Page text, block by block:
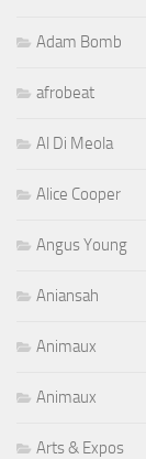
Adam Bomb
afrobeat
Al Di Meola
Alice Cooper
Angus Young
Aniansah
Animaux
Animaux
Arts & Expos